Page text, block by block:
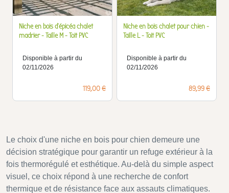
Niche en bois d'épicéa chalet
madrier - Taille M - Toit PVC
Disponible à partir du
02/11/2026
Prix
119,00 €
Niche en bois chalet pour chien -
Taille L - Toit PVC
Disponible à partir du
02/11/2026
Prix
89,99 €
Le choix d'une niche en bois pour chien demeure une
décision stratégique pour garantir un refuge extérieur à la
fois thermorégulé et esthétique. Au-delà du simple aspect
visuel, ce choix répond à une recherche de confort
thermique et de résistance face aux assauts climatiques.